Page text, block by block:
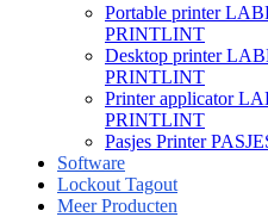
Portable printer
PRINTLINT
Desktop printer
PRINTLINT
Printer applicator
PRINTLINT
Pasjes Printer
Software
Lockout Tagout
Meer Producten